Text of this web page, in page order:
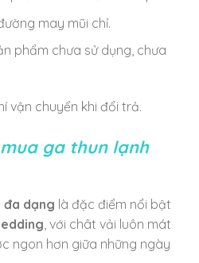
may mũi chỉ.
phẩm chưa sử dụng, chưa
vận chuyển khi đổi trả.
ga thun lạnh
đa dạng là đặc điểm nổi bật
, với chât vải luôn mát
ngon hơn giữa những ngày